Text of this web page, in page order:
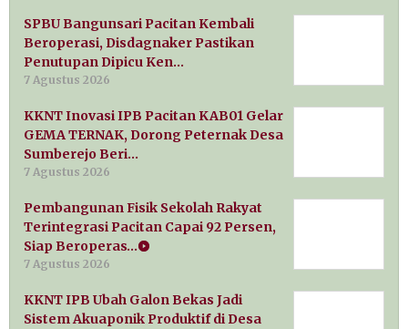
SPBU Bangunsari Pacitan Kembali
Beroperasi, Disdagnaker Pastikan
Penutupan Dipicu Ken…
7 Agustus 2026
KKNT Inovasi IPB Pacitan KAB01 Gelar
GEMA TERNAK, Dorong Peternak Desa
Sumberejo Beri…
7 Agustus 2026
Pembangunan Fisik Sekolah Rakyat
Terintegrasi Pacitan Capai 92 Persen,
Siap Beroperas…
7 Agustus 2026
KKNT IPB Ubah Galon Bekas Jadi
Sistem Akuaponik Produktif di Desa